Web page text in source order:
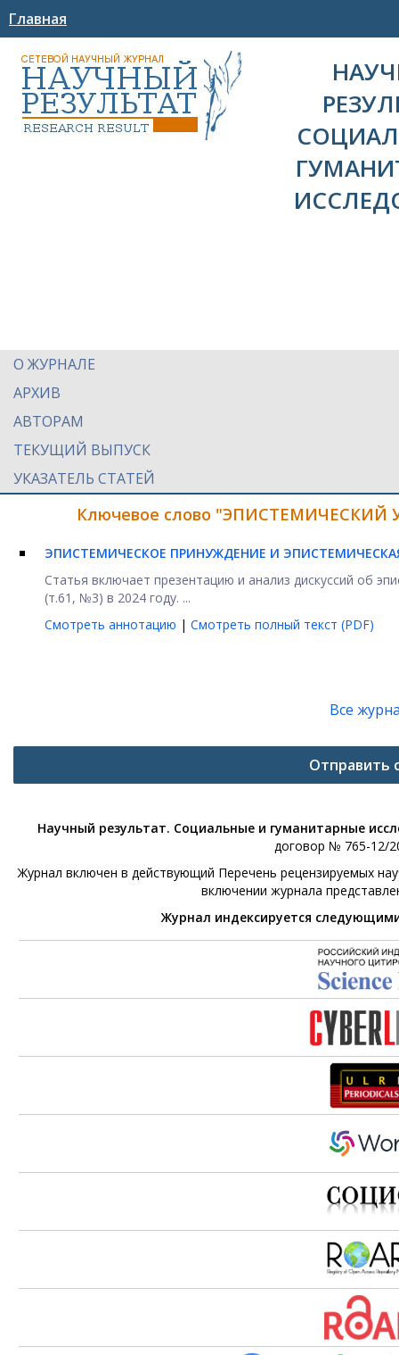
Главная
О ЖУРНАЛЕ
АРХИВ
АВТОРАМ
ТЕКУЩИЙ ВЫПУСК
УКАЗАТЕЛЬ СТАТЕЙ
Ключевое слово "ЭПИСТЕМИЧЕСКИЙ
ЭПИСТЕМИЧЕСКОЕ ПРИНУЖДЕНИЕ И
Статья включает презентацию и анализ дискуссий об
(т.61, №3) в 2024 году. ...
Смотреть аннотацию | Смотреть полный текст (PDF)
Все
Отправить
Научный результат. Социальные и гуманитарные
договор № 765-12/
Журнал включен в действующий Перечень рецензируемых
включении журнала
Журнал индексируется